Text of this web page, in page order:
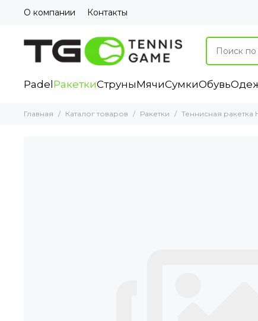
О компании Контакты
Padel РакеткиСтруныМячиСумкиОбувь
Главная Каталог товаров Ракетки Теннисная ракетка